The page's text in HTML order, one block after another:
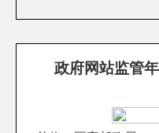
政府网站监管